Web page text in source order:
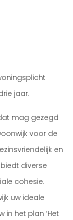
jaar.
mag gezegd
voor de
en
diverse
cohesie.
uw ideale
in het plan ‘Het